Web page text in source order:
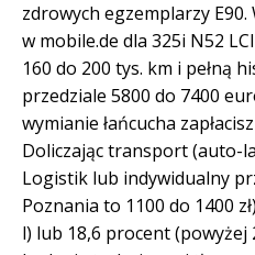
zdrowych egzemplarzy
w mobile.de dla 325i N52
160 do 200 tys. km i pełną
przedziale 5800 do 7400
wymianie łańcucha
Doliczając transport (auto-
Logistik lub indywidualny
Poznania to 1100 do 1400
l) lub 18,6 procent (powyżej